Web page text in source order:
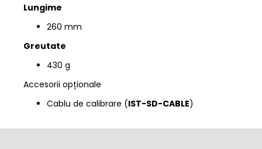
Lungime
260 mm
Greutate
430 g
Accesorii opționale
Cablu de calibrare (IST-SD-CABLE)